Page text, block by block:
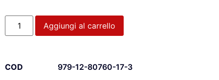
Aggiungi al carrello
COD 979-12-80760-17-3